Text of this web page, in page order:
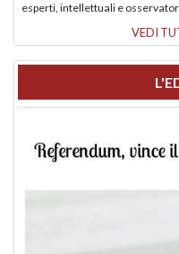
esperti, intellettuali e
VEDI